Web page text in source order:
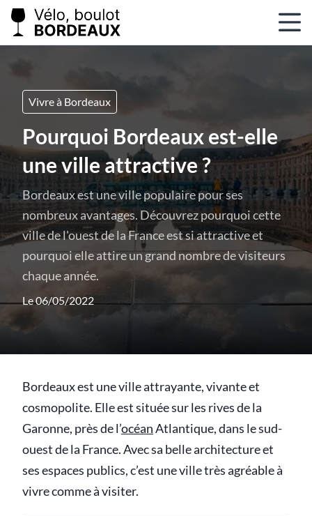
Vivre à Bordeaux
Pourquoi Bordeaux est-elle
une ville attractive ?
Bordeaux est une ville populaire pour ses
nombreux avantages. Découvrez pourquoi cette
ville de l'ouest de la France est si attractive et
pourquoi elle attire un grand nombre de visiteurs
chaque année.
Le 06/05/2022
Bordeaux est une ville attrayante, vivante et
cosmopolite. Elle est située sur les rives de la
Garonne, près de l’océanAtlantique, dans le sud-
ouest de la France. Avec sa belle architecture et
ses espaces publics, c’est une ville très agréable à
vivre comme à visiter.